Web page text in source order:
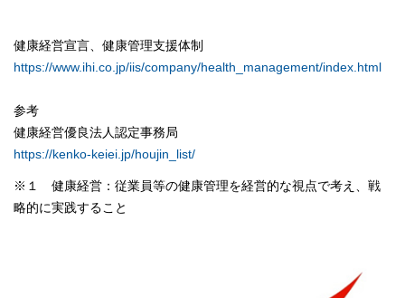
健康経営宣言、健康管理支援体制
https://www.ihi.co.jp/iis/company/health_management/index.html
参考
健康経営優良法人認定事務局
https://kenko-keiei.jp/houjin_list/
※１ 健康経営：従業員等の健康管理を経営的な視点で考え、戦
略的に実践すること